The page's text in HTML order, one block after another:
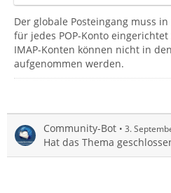
Der globale Posteingang muss
für jedes POP-Konto
IMAP-Konten können nicht in
aufgenommen werden.
Community-Bot 3.
Hat das Thema